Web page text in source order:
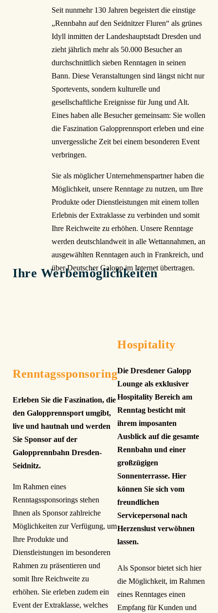
Seit nunmehr 130 Jahren begeistert die einstige
„Rennbahn auf den Seidnitzer Fluren“ als grünes
Idyll inmitten der Landeshauptstadt Dresden und
zieht jährlich mehr als 50.000 Besucher an
durchschnittlich sieben Renntagen in seinen
Bann. Diese Veranstaltungen sind längst nicht nur
Sportevents, sondern kulturelle und
gesellschaftliche Ereignisse für Jung und Alt.
Eines haben alle Besucher gemeinsam: Sie wollen
die Faszination Galopprennsport erleben und eine
unvergessliche Zeit bei einem besonderen Event
verbringen.
Sie als möglicher Unternehmenspartner haben die
Möglichkeit, unsere Renntage zu nutzen, um Ihre
Produkte oder Dienstleistungen mit einem tollen
Erlebnis der Extraklasse zu verbinden und somit
Ihre Reichweite zu erhöhen. Unsere Renntage
werden deutschlandweit in alle Wettannahmen, an
ausgewählten Renntagen auch in Frankreich, und
über Deutscher Galopp im Internet übertragen.
Ihre Werbemöglichkeiten
Renntagssponsoring
Erleben Sie die Faszination, die
den Galopprennsport umgibt,
live und hautnah und werden
Sie Sponsor auf der
Galopprennbahn Dresden-
Seidnitz.
Im Rahmen eines
Renntagssponsorings stehen
Ihnen als Sponsor zahlreiche
Möglichkeiten zur Verfügung, um
Ihre Produkte und
Dienstleistungen im besonderen
Rahmen zu präsentieren und
somit Ihre Reichweite zu
erhöhen. Sie erleben zudem ein
Event der Extraklasse, welches
Hospitality
Die Dresdener Galopp
Lounge als exklusiver
Hospitality Bereich am
Renntag besticht mit
ihrem imposanten
Ausblick auf die gesamte
Rennbahn und einer
großzügigen
Sonnenterrasse. Hier
können Sie sich vom
freundlichen
Servicepersonal nach
Herzenslust verwöhnen
lassen.
Als Sponsor bietet sich hier
die Möglichkeit, im Rahmen
eines Renntages einen
Empfang für Kunden und